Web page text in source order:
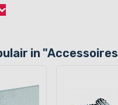
in "Accessoires